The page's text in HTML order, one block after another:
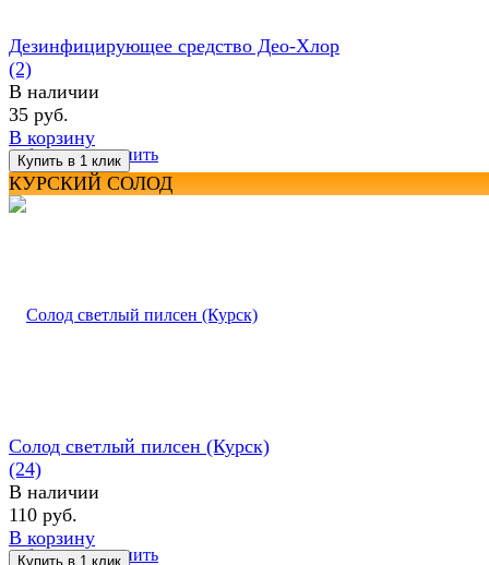
избранное сравнить
Дезинфицирующее средство Део-Хлор
(2)
В наличии
35 руб.
В корзину
КУРСКИЙ СОЛОД
избранное сравнить
Солод светлый пилсен (Курск)
(24)
В наличии
110 руб.
В корзину